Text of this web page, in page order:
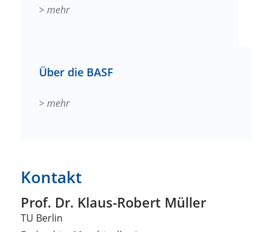
> mehr
Über die BASF
> mehr
Kontakt
Prof. Dr. Klaus-Robert Müller
TU Berlin